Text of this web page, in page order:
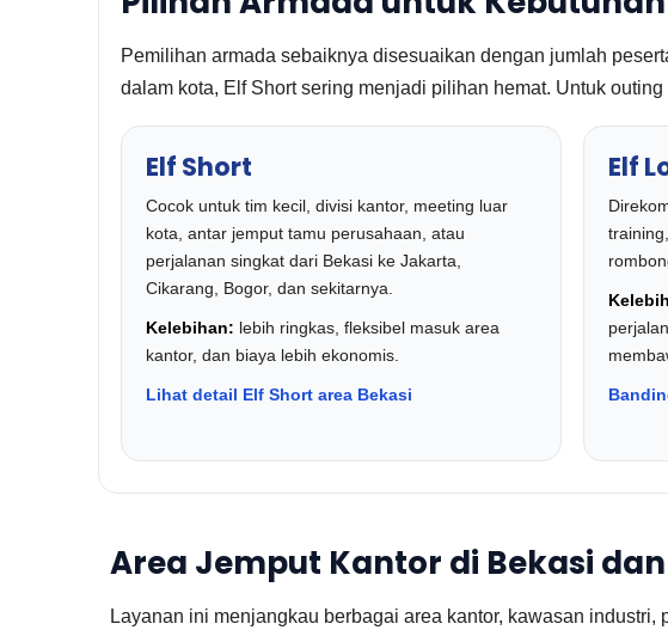
Pemilihan armada sebaiknya disesuaikan dengan jumlah
dalam kota, Elf Short sering menjadi pilihan hemat. Untuk
Elf Short
Cocok untuk tim kecil, divisi kantor, meeting luar
kota, antar jemput tamu perusahaan, atau
perjalanan singkat dari Bekasi ke Jakarta,
Cikarang, Bogor, dan sekitarnya.
Kelebihan: lebih ringkas, fleksibel masuk area
kantor, dan biaya lebih ekonomis.
Lihat detail Elf Short area Bekasi
Elf
Area Jemput Kantor di Bekasi
Layanan ini menjangkau berbagai area kantor, kawasan